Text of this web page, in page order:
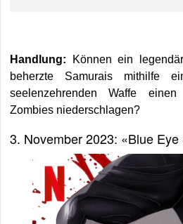
Handlung: Können ein
beherzte Samurais mithilfe
seelenzehrenden Waffe
Zombies niederschlagen?
3. November 2023: «Blue Eye